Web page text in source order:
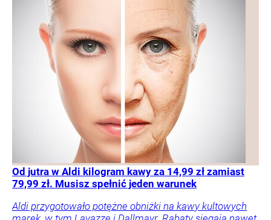
Od jutra w Aldi kilogram kawy za 14,99 zł zamiast
79,99 zł. Musisz spełnić jeden warunek
Aldi przygotowało potężne obniżki na kawy kultowych